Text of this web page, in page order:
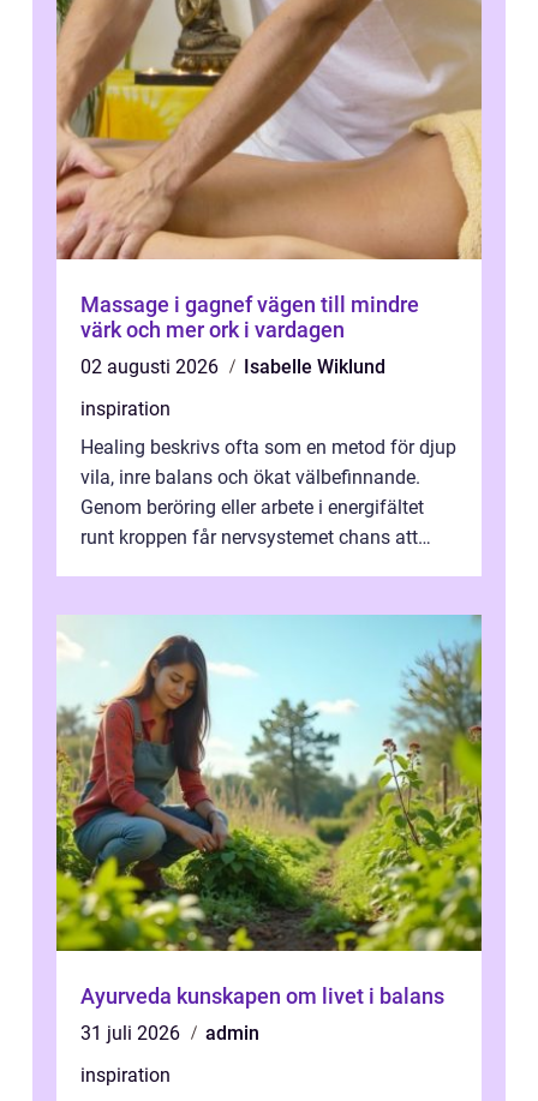
Massage i gagnef vägen till mindre
värk och mer ork i vardagen
02 augusti 2026
Isabelle Wiklund
inspiration
Healing beskrivs ofta som en metod för djup
vila, inre balans och ökat välbefinnande.
Genom beröring eller arbete i energifältet
runt kroppen får nervsystemet chans att
Ayurveda kunskapen om livet i balans
31 juli 2026
admin
inspiration